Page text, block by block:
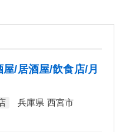
/居酒屋/飲食店/月
兵庫県 西宮市